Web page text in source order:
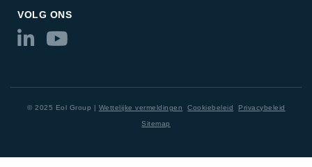
VOLG ONS
© 2025 Eol Group | Wettelijke vermeldingen Cookiebeleid Privacybeleid
Sitemap